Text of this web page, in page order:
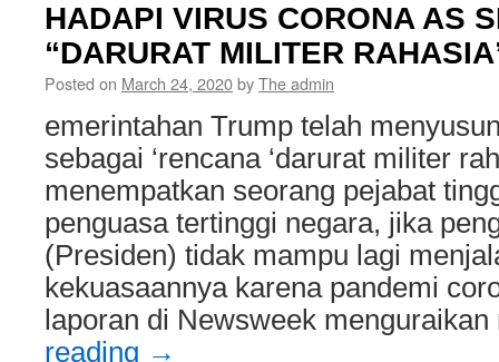
HADAPI VIRUS CORONA AS
“DARURAT MILITER
Posted on March 24, 2020byThe admin
emerintahan Trump telah
sebagai ‘rencana ‘darurat militer
menempatkan seorang pejabat
penguasa tertinggi negara, jika
(Presiden) tidak mampu lagi
kekuasaannya karena pandemi
laporan di Newsweek
reading →